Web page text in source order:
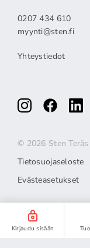
Kirjaudu sisään
0207 434 610
myynti@sten.fi
Yhteystiedot
© 2026 Sten
Tietosuojaseloste
Evästeasetukset